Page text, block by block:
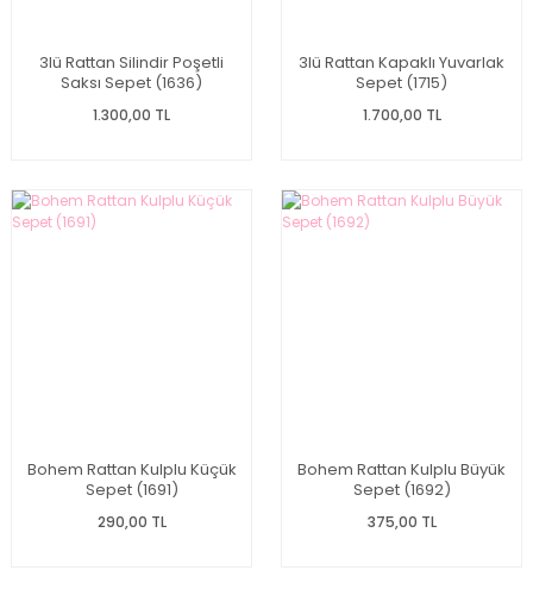
3lü Rattan Silindir Poşetli
Saksı Sepet (1636)
1.300,00 TL
3lü Rattan Kapaklı Yuvarlak
Sepet (1715)
1.700,00 TL
Bohem Rattan Kulplu Küçük
Sepet (1691)
290,00 TL
Bohem Rattan Kulplu Büyük
Sepet (1692)
375,00 TL